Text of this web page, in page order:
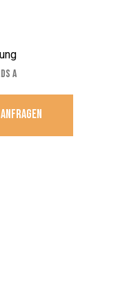
ANFRAGEN